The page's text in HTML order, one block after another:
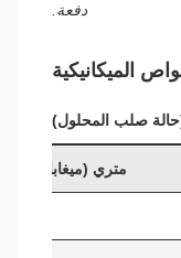
دفعة.
الميكانيكية
صلب المحلول)
متري (ميغاباسكال)